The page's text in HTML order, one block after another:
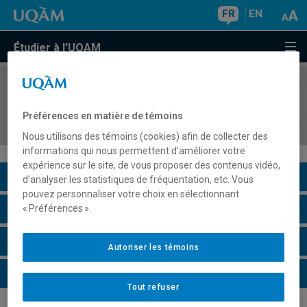
FR EN
Étudier à l'UQAM
COURS//
représentation
Description du cours
Horaire - Été 2026
Horaire - Automne 2026
Horaire - Hiver 2027
Préférences en matière de témoins
Nous utilisons des témoins (cookies) afin de collecter des
informations qui nous permettent d’améliorer votre
expérience sur le site, de vous proposer des contenus vidéo,
d’analyser les statistiques de fréquentation, etc. Vous
pouvez personnaliser votre choix en sélectionnant
« Préférences ».
Tout refuser
Autoriser les témoins